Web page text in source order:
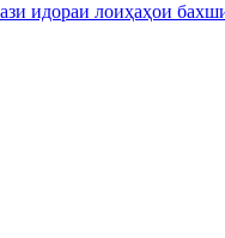
идораи лоиҳаҳои